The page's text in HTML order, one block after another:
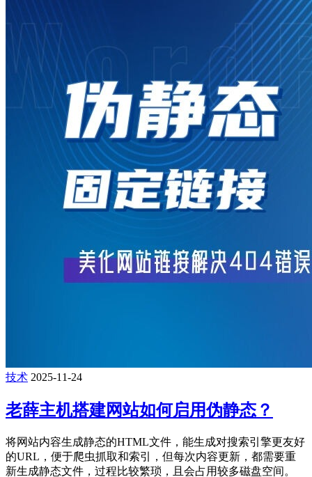
技术 2025-11-24
老薛主机搭建网站如何启用伪静态？
将网站内容生成静态的HTML文件，能生成对搜索引擎更友好
的URL，便于爬虫抓取和索引，但每次内容更新，都需要重
新生成静态文件，过程比较繁琐，且会占用较多磁盘空间。